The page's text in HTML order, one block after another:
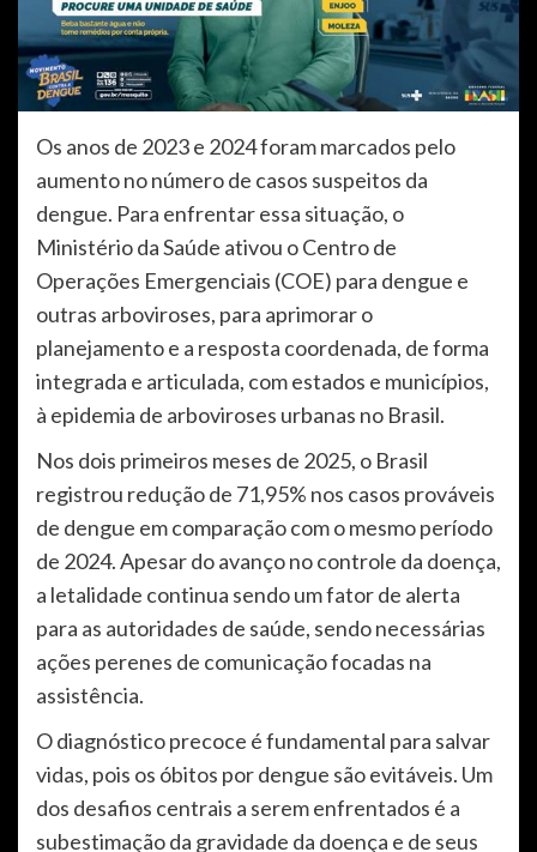
Os anos de 2023 e 2024 foram marcados pelo
aumento no número de casos suspeitos da
dengue. Para enfrentar essa situação, o
Ministério da Saúde ativou o Centro de
Operações Emergenciais (COE) para dengue e
outras arboviroses, para aprimorar o
planejamento e a resposta coordenada, de forma
integrada e articulada, com estados e municípios,
à epidemia de arboviroses urbanas no Brasil.
Nos dois primeiros meses de 2025, o Brasil
registrou redução de 71,95% nos casos prováveis
de dengue em comparação com o mesmo período
de 2024. Apesar do avanço no controle da doença,
a letalidade continua sendo um fator de alerta
para as autoridades de saúde, sendo necessárias
ações perenes de comunicação focadas na
assistência.
O diagnóstico precoce é fundamental para salvar
vidas, pois os óbitos por dengue são evitáveis. Um
dos desafios centrais a serem enfrentados é a
subestimação da gravidade da doença e de seus